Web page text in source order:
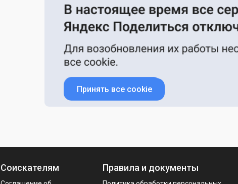
Принять все cookie
Соискателям Правила и документы